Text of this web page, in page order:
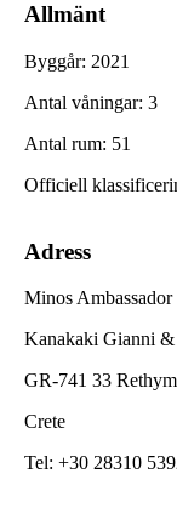
Allmänt
Byggår: 2021
Antal våningar: 3
Antal rum: 51
Officiell
Adress
Minos
Kanakaki Gianni &
GR-741 33
Crete
Tel: +30 28310